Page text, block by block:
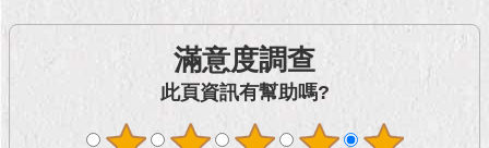
滿意度調查
此頁資訊有幫助嗎?